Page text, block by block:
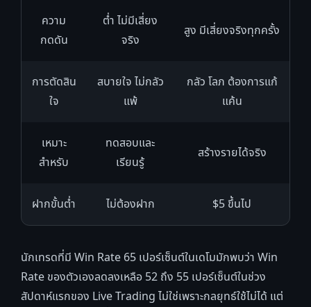
ความ
กดดัน
ต่ำ ไม่มีเสี่ยง
จริง
สูง มีเสี่ยงจริงทุกครั้ง
การตัดสิน
ใจ
สบายใจ ไม่กลัว
แพ้
กลัว โลภ ต้องการแก้
แค้น
เหมาะ
สำหรับ
ทดสอบและ
เรียนรู้
สร้างรายได้จริง
ฝากขั้นต่ำ ไม่ต้องฝาก $5 ขึ้นไป
นักเทรดที่มี Win Rate 65 เปอร์เซ็นต์ในเดโมมักพบว่า Win
Rate ของตัวเองลดลงเหลือ 52 ถึง 55 เปอร์เซ็นต์ในช่วง
สัปดาห์แรกของ Live Trading ไม่ใช่เพราะกลยุทธ์ใช้ไม่ได้ แต่